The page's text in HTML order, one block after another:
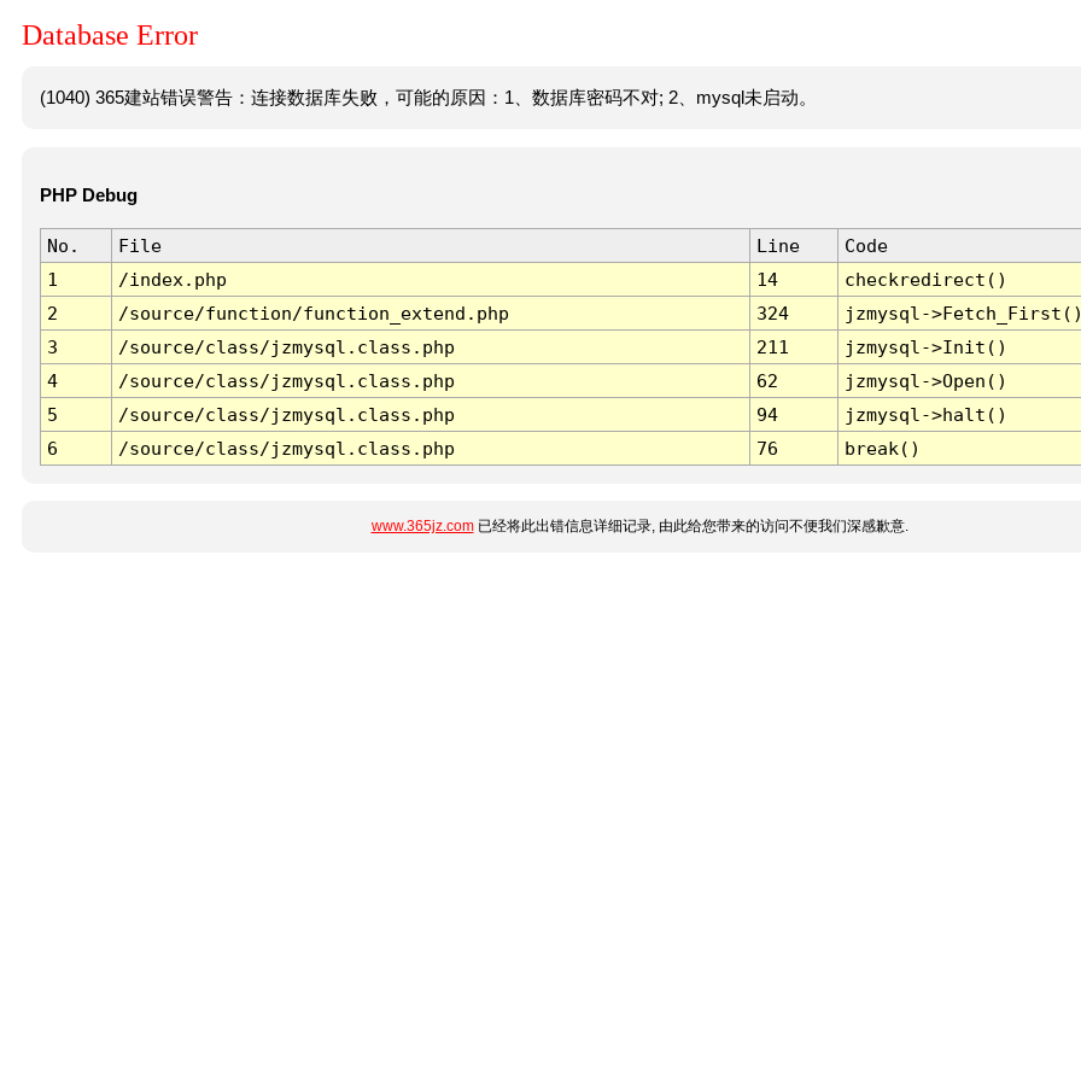
Database Error
(1040) 365建站错误警告：连接数据库失败，可能的原因：1、数据库密码不对; 2、mysql未启动。
PHP Debug
No. File Line
Code
1
/index.php 14
checkredirect()
2
/source/function/function_extend.php 324
jzmysql-
3
/source/class/jzmysql.class.php 211
jzmysql->Init()
4
/source/class/jzmysql.class.php 62
jzmysql->Open()
5
/source/class/jzmysql.class.php 94
jzmysql->halt()
6
/source/class/jzmysql.class.php 76 break()
www.365jz.com已经将此出错信息详细记录, 由此给您带来的访问不便我们深感歉意.